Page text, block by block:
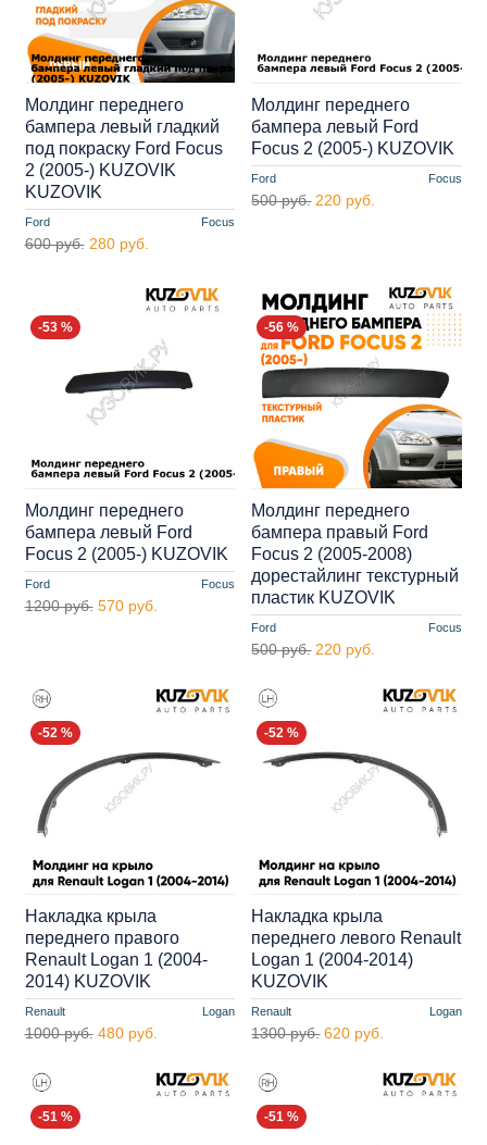
Ford Focus
Молдинг переднего
бампера левый гладкий
под покраску Ford Focus
2 (2005-) KUZOVIK
KUZOVIK
600 руб. 280 руб.
Ford Focus
Молдинг переднего
бампера левый Ford
Focus 2 (2005-) KUZOVIK
500 руб. 220 руб.
-53 %
Ford Focus
Молдинг переднего
бампера левый Ford
Focus 2 (2005-) KUZOVIK
1200 руб. 570 руб.
-56 %
Ford Focus
Молдинг переднего
бампера правый Ford
Focus 2 (2005-2008)
дорестайлинг текстурный
пластик KUZOVIK
500 руб. 220 руб.
-52 %
Renault Logan
Накладка крыла
переднего правого
Renault Logan 1 (2004-
2014) KUZOVIK
1000 руб. 480 руб.
-52 %
Renault Logan
Накладка крыла
переднего левого Renault
Logan 1 (2004-2014)
KUZOVIK
1300 руб. 620 руб.
-51 % -51 %